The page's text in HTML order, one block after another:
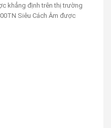
khẳng định trên thị trường
Siêu Cách Âm được